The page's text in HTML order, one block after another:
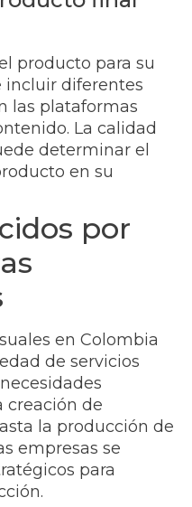
producto para su
incluir diferentes
las plataformas
La calidad
determinar el
en su
por
en Colombia
de servicios
creación de
la producción de
empresas se
para